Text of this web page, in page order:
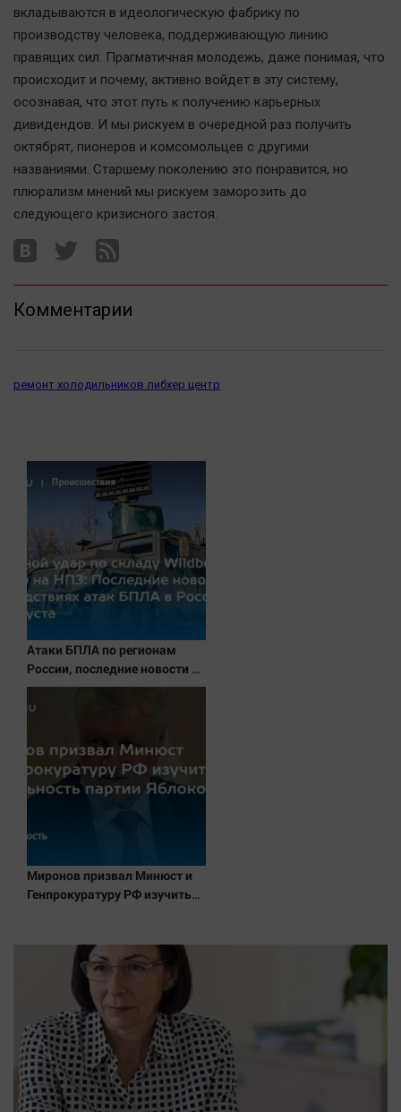
вкладываются в идеологическую фабрику по
производству человека, поддерживающую линию
правящих сил. Прагматичная молодежь, даже понимая, что
происходит и почему, активно войдет в эту систему,
осознавая, что этот путь к получению карьерных
дивидендов. И мы рискуем в очередной раз получить
октябрят, пионеров и комсомольцев с другими
названиями. Старшему поколению это понравится, но
плюрализм мнений мы рискуем заморозить до
следующего кризисного застоя.
Комментарии
ремонт холодильников либхер центр
Атаки БПЛА по регионам
России, последние новости на
7 августа 2026: последствия,
атаки на склады Wildberries,
Миронов призвал Минюст и
Генпрокуратуру РФ изучить